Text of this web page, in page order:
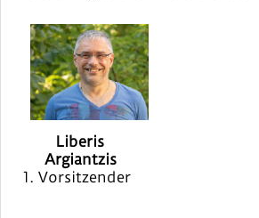
Liberis
Argiantzis
1. Vorsitzender